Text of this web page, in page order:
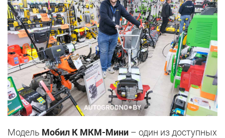
Модель Мобил К МКМ-Мини – один из доступных